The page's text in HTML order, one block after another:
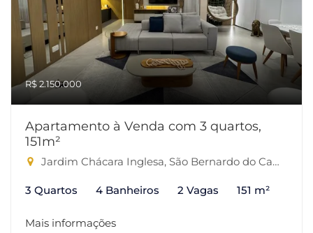
R$ 2.150.000
Apartamento à Venda com 3 quartos,
151m²
Jardim Chácara Inglesa, São Bernardo do Campo-SP
3 Quartos 4 Banheiros 2 Vagas 151 m²
Mais informações